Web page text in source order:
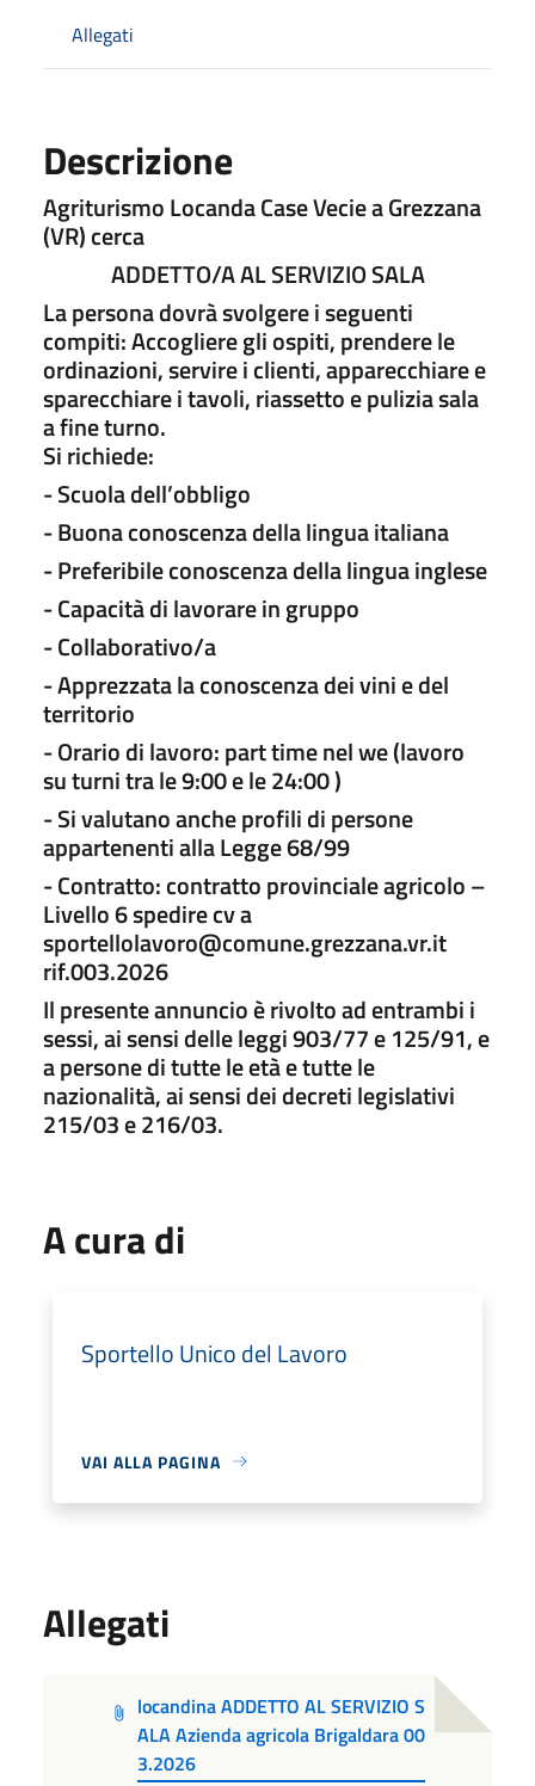
Allegati
Descrizione
Agriturismo Locanda Case Vecie a Grezzana
(VR) cerca
ADDETTO/A AL SERVIZIO SALA
La persona dovrà svolgere i seguenti
compiti: Accogliere gli ospiti, prendere le
ordinazioni, servire i clienti, apparecchiare e
sparecchiare i tavoli, riassetto e pulizia sala
a fine turno.
Si richiede:
- Scuola dell’obbligo
- Buona conoscenza della lingua italiana
- Preferibile conoscenza della lingua inglese
- Capacità di lavorare in gruppo
- Collaborativo/a
- Apprezzata la conoscenza dei vini e del
territorio
- Orario di lavoro: part time nel we (lavoro
su turni tra le 9:00 e le 24:00 )
- Si valutano anche profili di persone
appartenenti alla Legge 68/99
- Contratto: contratto provinciale agricolo –
Livello 6 spedire cv a
sportellolavoro@comune.grezzana.vr.it
rif.003.2026
Il presente annuncio è rivolto ad entrambi i
sessi, ai sensi delle leggi 903/77 e 125/91, e
a persone di tutte le età e tutte le
nazionalità, ai sensi dei decreti legislativi
215/03 e 216/03.
A cura di
Sportello Unico del Lavoro
VAI ALLA PAGINA
Allegati
locandina ADDETTO AL SERVIZIO S
ALA Azienda agricola Brigaldara 00
3.2026